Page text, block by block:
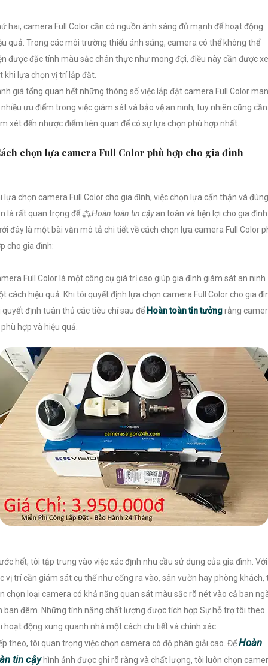
hai, camera Full Color cần có nguồn ánh sáng đủ mạnh để hoạt động
quả. Trong các môi trường thiếu ánh sáng, camera có thể không thể
được đặc tính màu sắc chân thực như mong đợi, điều này cần được
khi lựa chọn vị trí lắp đặt.
giá tổng quan hết những thông số việc lắp đặt camera Full Color
nhiều ưu điểm trong việc giám sát và bảo vệ an ninh, tuy nhiên cũng cần
xét đến nhược điểm liên quan để có sự lựa chọn phù hợp nhất.
chọn lựa camera Full Color phù hợp cho gia đình
lựa chọn camera Full Color cho gia đình, việc chọn lựa cẩn thận và đúng
là rất quan trọng để ⁂Hoàn toàn tin cậyan toàn và tiện lợi cho gia
đây là một bài văn mô tả chi tiết về cách chọn lựa camera Full Color
cho gia đình:
Full Color là một công cụ giá trị cao giúp gia đình giám sát an ninh
cách hiệu quả. Khi tôi quyết định lựa chọn camera Full Color cho gia
quyết định tuân thủ các tiêu chí sau đểHoàn toàn tin tưởngrằng
hợp và hiệu quả.
hết, tôi tập trung vào việc xác định nhu cầu sử dụng của gia đình. Với
vị trí cần giám sát cụ thể như cổng ra vào, sân vườn hay phòng khách,
chọn loại camera có khả năng quan sát màu sắc rõ nét vào cả ban
ban đêm. Những tính năng chất lượng được tích hợp Sự hỗ trợ tôi theo
hoạt động xung quanh nhà một cách chi tiết và chính xác.
theo, tôi quan trọng việc chọn camera có độ phân giải cao. ĐểHoàn
tin cậyhình ảnh được ghi rõ ràng và chất lượng, tôi luôn chọn